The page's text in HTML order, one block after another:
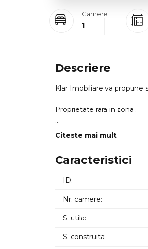
Camere
1
Descriere
Klar Imobiliare va propune
Proprietate rara in zona .
Dispune de acces stradal
RECENT RENOVAT se
Pretabil pentru activitati
ID intern: 11336
Citeste mai mult
Caracteristici
ID:
Nr. camere:
S. utila:
S. construita: